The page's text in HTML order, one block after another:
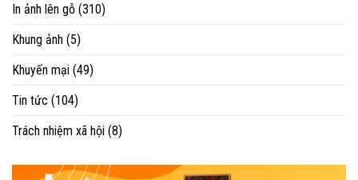
In ảnh lên gỗ (310)
Khung ảnh (5)
Khuyến mại (49)
Tin tức (104)
Trách nhiệm xã hội (8)